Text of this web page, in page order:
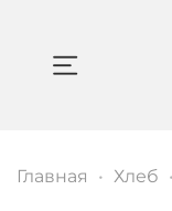
Главная Хлеб